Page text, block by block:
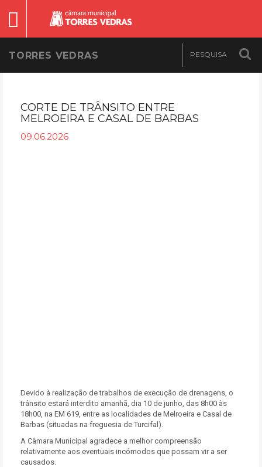
TORRES VEDRAS
CORTE DE TRÂNSITO ENTRE
MELROEIRA E CASAL DE BARBAS
09.06.2026
Devido à realização de trabalhos de execução de drenagens, o
trânsito estará interdito amanhã, dia 10 de junho, das 8h00 às
18h00, na EM 619, entre as localidades de Melroeira e Casal de
Barbas (situadas na freguesia de Turcifal).
A Câmara Municipal agradece a melhor compreensão
relativamente aos eventuais incómodos que possam vir a ser
causados.